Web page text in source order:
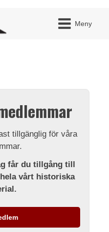
Meny
tillgänglig för våra
får du tillgång till
vårt historiska